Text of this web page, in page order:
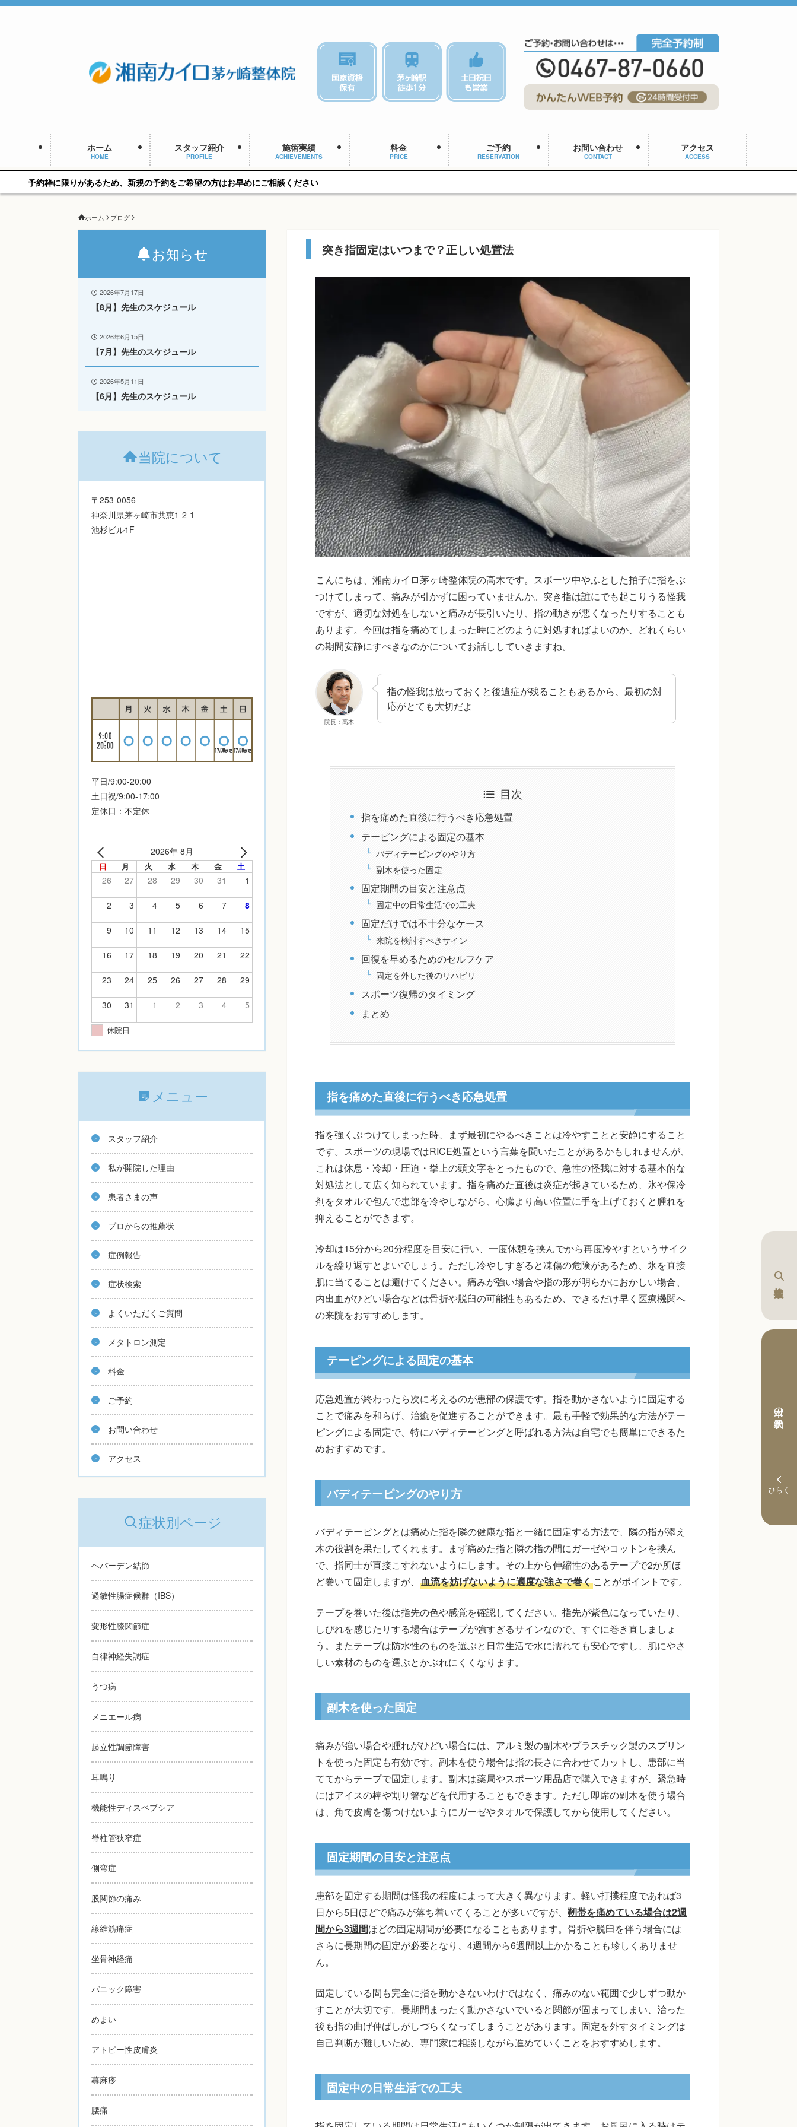
ホーム
HOME
スタッフ紹介
PROFILE
施術実績
ACHIEVEMENTS
料金
PRICE
ご予約
RESERVATION
お問い合わせ
CONTACT
アクセス
ACCESS
があるため、新規の予約をご希望の方はお早めにご相談ください
ホーム ブログ
突き指固定はいつまで？正しい処置法
本日の予約状況
こんにちは、湘南カイロ茅ヶ崎整体院の高木です。スポーツ中やふとした拍子に指をぶ
つけてしまって、痛みが引かずに困っていませんか。突き指は誰にでも起こりうる怪我
ですが、適切な対処をしないと痛みが長引いたり、指の動きが悪くなったりすることも
あります。今回は指を痛めてしまった時にどのように対処すればよいのか、どれくらい
の期間安静にすべきなのかについてお話ししていきますね。
院長：高木
指の怪我は放っておくと後遺症が残ることもあるから、最初の対
応がとても大切だよ
目次
指を痛めた直後に行うべき応急処置
テーピングによる固定の基本
バディテーピングのやり方
副木を使った固定
固定期間の目安と注意点
固定中の日常生活での工夫
固定だけでは不十分なケース
来院を検討すべきサイン
回復を早めるためのセルフケア
固定を外した後のリハビリ
スポーツ復帰のタイミング
まとめ
指を痛めた直後に行うべき応急処置
指を強くぶつけてしまった時、まず最初にやるべきことは冷やすことと安静にすること
です。スポーツの現場ではRICE処置という言葉を聞いたことがあるかもしれませんが、
これは休息・冷却・圧迫・挙上の頭文字をとったもので、急性の怪我に対する基本的な
対処法として広く知られています。指を痛めた直後は炎症が起きているため、氷や保冷
剤をタオルで包んで患部を冷やしながら、心臓より高い位置に手を上げておくと腫れを
抑えることができます。
冷却は15分から20分程度を目安に行い、一度休憩を挟んでから再度冷やすというサイク
ルを繰り返すとよいでしょう。ただし冷やしすぎると凍傷の危険があるため、氷を直接
肌に当てることは避けてください。痛みが強い場合や指の形が明らかにおかしい場合、
内出血がひどい場合などは骨折や脱臼の可能性もあるため、できるだけ早く医療機関へ
の来院をおすすめします。
テーピングによる固定の基本
応急処置が終わったら次に考えるのが患部の保護です。指を動かさないように固定する
ことで痛みを和らげ、治癒を促進することができます。最も手軽で効果的な方法がテー
ピングによる固定で、特にバディテーピングと呼ばれる方法は自宅でも簡単にできるた
めおすすめです。
バディテーピングのやり方
バディテーピングとは痛めた指を隣の健康な指と一緒に固定する方法で、隣の指が添え
木の役割を果たしてくれます。まず痛めた指と隣の指の間にガーゼやコットンを挟ん
で、指同士が直接こすれないようにします。その上から伸縮性のあるテープで2か所ほ
ど巻いて固定しますが、 血流を妨げないように適度な強さで巻くことがポイントです。
テープを巻いた後は指先の色や感覚を確認してください。指先が紫色になっていたり、
しびれを感じたりする場合はテープが強すぎるサインなので、すぐに巻き直しましょ
う。またテープは防水性のものを選ぶと日常生活で水に濡れても安心ですし、肌にやさ
しい素材のものを選ぶとかぶれにくくなります。
副木を使った固定
痛みが強い場合や腫れがひどい場合には、アルミ製の副木やプラスチック製のスプリン
トを使った固定も有効です。副木を使う場合は指の長さに合わせてカットし、患部に当
ててからテープで固定します。副木は薬局やスポーツ用品店で購入できますが、緊急時
にはアイスの棒や割り箸などを代用することもできます。ただし即席の副木を使う場合
は、角で皮膚を傷つけないようにガーゼやタオルで保護してから使用してください。
固定期間の目安と注意点
患部を固定する期間は怪我の程度によって大きく異なります。軽い打撲程度であれば3
日から5日ほどで痛みが落ち着いてくることが多いですが、 靭帯を痛めている場合は2週
間から3週間ほどの固定期間が必要になることもあります。骨折や脱臼を伴う場合には
さらに長期間の固定が必要となり、4週間から6週間以上かかることも珍しくありませ
ん。
固定している間も完全に指を動かさないわけではなく、痛みのない範囲で少しずつ動か
すことが大切です。長期間まったく動かさないでいると関節が固まってしまい、治った
後も指の曲げ伸ばしがしづらくなってしまうことがあります。固定を外すタイミングは
自己判断が難しいため、専門家に相談しながら進めていくことをおすすめします。
固定中の日常生活での工夫
お知らせ
2026年7月17日
【8月】先生のスケジュール
2026年6月15日
【7月】先生のスケジュール
2026年5月11日
【6月】先生のスケジュール
当院について
〒253-0056
神奈川県茅ヶ崎市共恵1-2-1
池杉ビル1F
平日/9:00-20:00
土日祝/9:00-17:00
定休日：不定休
2026年 8月
日 月 火 水 木 金 土
26 27 28 29 30 31 1
2 3 4 5 6 7 8
9 10 11 12 13 14 15
16 17 18 19 20 21 22
23 24 25 26 27 28 29
30 31 1 2 3 4 5
休院日
メニュー
スタッフ紹介
私が開院した理由
患者さまの声
プロからの推薦状
症例報告
症状検索
よくいただくご質問
メタトロン測定
料金
ご予約
お問い合わせ
アクセス
症状別ページ
ヘバーデン結節
過敏性腸症候群（IBS）
変形性膝関節症
自律神経失調症
うつ病
メニエール病
起立性調節障害
耳鳴り
機能性ディスペプシア
脊柱管狭窄症
側弯症
股関節の痛み
線維筋痛症
坐骨神経痛
パニック障害
めまい
アトピー性皮膚炎
蕁麻疹
腰痛